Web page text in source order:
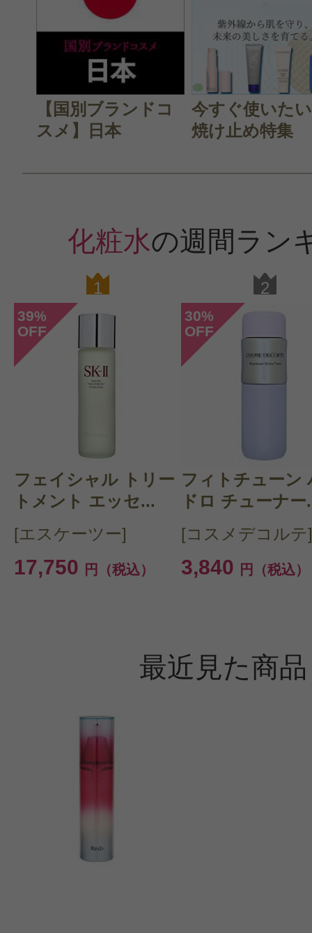
【国別ブランドコ
スメ】日本
今すぐ使いた
焼け止め特集
化粧水の週間ラン
1
39%
OFF
フェイシャル トリー
トメント エッセ...
[エスケーツー]
17,750 円（税込）
2
30%
OFF
フィトチューン
ドロ チューナー
[コスメデコルテ]
3,840 円（税込）
最近見た商品